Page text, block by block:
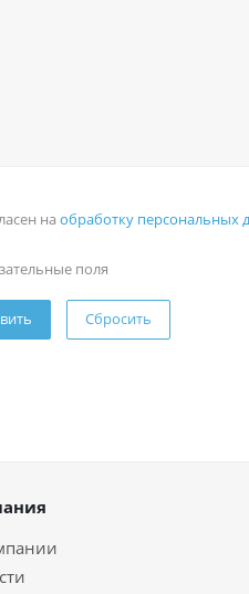
наобработку персональных
поля
Сбросить